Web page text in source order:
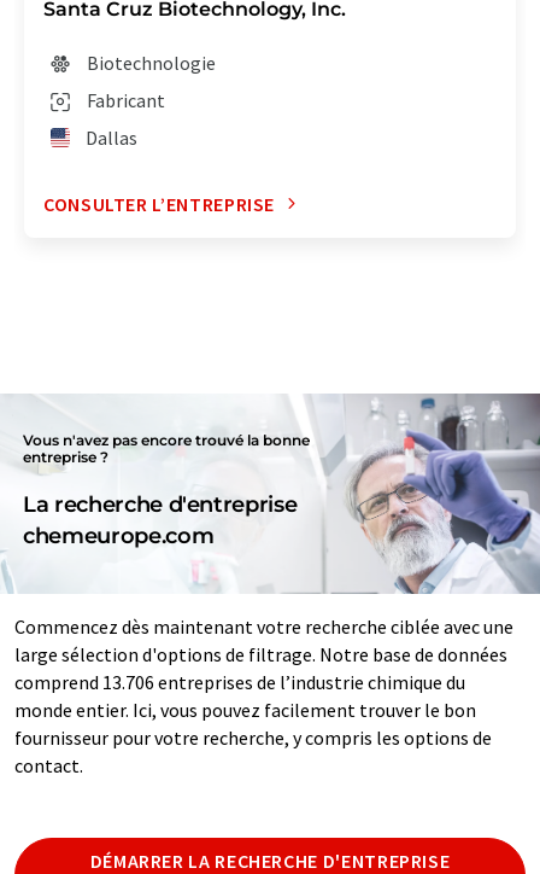
Santa Cruz Biotechnology, Inc.
Biotechnologie
Fabricant
Dallas
CONSULTER L’ENTREPRISE
Vous n'avez pas encore trouvé la bonne
entreprise ?
La recherche d'entreprise
chemeurope.com
Commencez dès maintenant votre recherche ciblée avec une
large sélection d'options de filtrage. Notre base de données
comprend 13.706 entreprises de l’industrie chimique du
monde entier. Ici, vous pouvez facilement trouver le bon
fournisseur pour votre recherche, y compris les options de
contact.
DÉMARRER LA RECHERCHE D'ENTREPRISE